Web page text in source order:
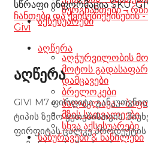
ზურგჩანთები –
აქსესუარები
აღჭურვილობის
მოტოს
დამცავები
ბრელოკები
ბალაკლავა – ბაფი
მზის სათვალეები
სხვა აქსესუარები
საბურავები & ნაწილები
რაოდენობა
სწრაფი ინფორმაცია SKU:
ჩანთები და ქეისებიქეისების
Givi
აღწერა
აღწერა
GIVI M7 ფირფიტა
ტიპის ზემო ყუთებისთვის.
ფირფიტას ცალკე პროდუქტის